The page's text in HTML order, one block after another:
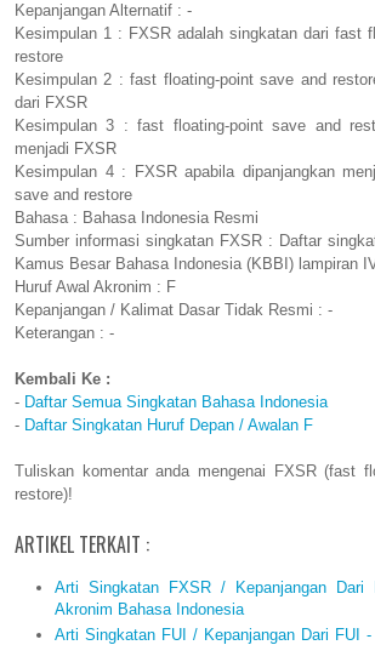
Kepanjangan Alternatif : -
Kesimpulan 1 : FXSR adalah singkatan dari fast
restore
Kesimpulan 2 : fast floating-point save and
dari FXSR
Kesimpulan 3 : fast floating-point save and
menjadi FXSR
Kesimpulan 4 : FXSR apabila dipanjangkan
save and restore
Bahasa : Bahasa Indonesia Resmi
Sumber informasi singkatan FXSR : Daftar
Kamus Besar Bahasa Indonesia (KBBI) lampiran
Huruf Awal Akronim : F
Kepanjangan / Kalimat Dasar Tidak Resmi : -
Keterangan : -
Kembali Ke :
- Daftar Semua Singkatan Bahasa Indonesia
- Daftar Singkatan Huruf Depan / Awalan F
Tuliskan komentar anda mengenai FXSR (fast
restore)!
ARTIKEL TERKAIT :
Arti Singkatan FXSR / Kepanjangan Dari
Akronim Bahasa Indonesia
Arti Singkatan FUI / Kepanjangan Dari FUI